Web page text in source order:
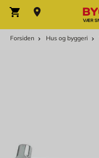
Indkøbskurv
Forsiden Hus og byggeri